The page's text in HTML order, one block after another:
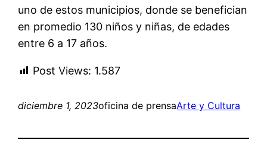
uno de estos municipios, donde se benefician
en promedio 130 niños y niñas, de edades
entre 6 a 17 años.
Post Views: 1.587
diciembre 1, 2023oficina de prensaArte y Cultura